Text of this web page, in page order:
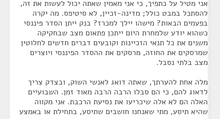
אני מטיל על כתפיך, כי אני מאמין שאתה יכול לעשות את זה,
להסתכל במבט כולל; מדינה-זכיין, לא סיטיפס. מה יקרה
בפעמים הבאות? מישהו יילך למכרז? בנק ייתן הסדר פיננסי
כשהוא יודע שלמחרת היום ייתכן פתאום מצב שבחקיקה
משנים את כל תנאי הזכיינות וקובעים דברים חדשים לחלוטין
שמרסקים את החוזה, מרסקים את ההסדר הפיננסי ויוצרים
מצב בלתי נסבל.
מלה אחת להערתך, שאתה דואג לאנשי השוק, ובצדק צריך
לדאוג להם, כי הם סבלו הרבה הרבה מאוד זמן. השבועיים
האלה הם לא אלה שיכריעו את נסיעת הרכבת. אני מקווה
שהיא תיסע, מתי שאנחנו חושבים שתיסע, בתחילת או באמצע